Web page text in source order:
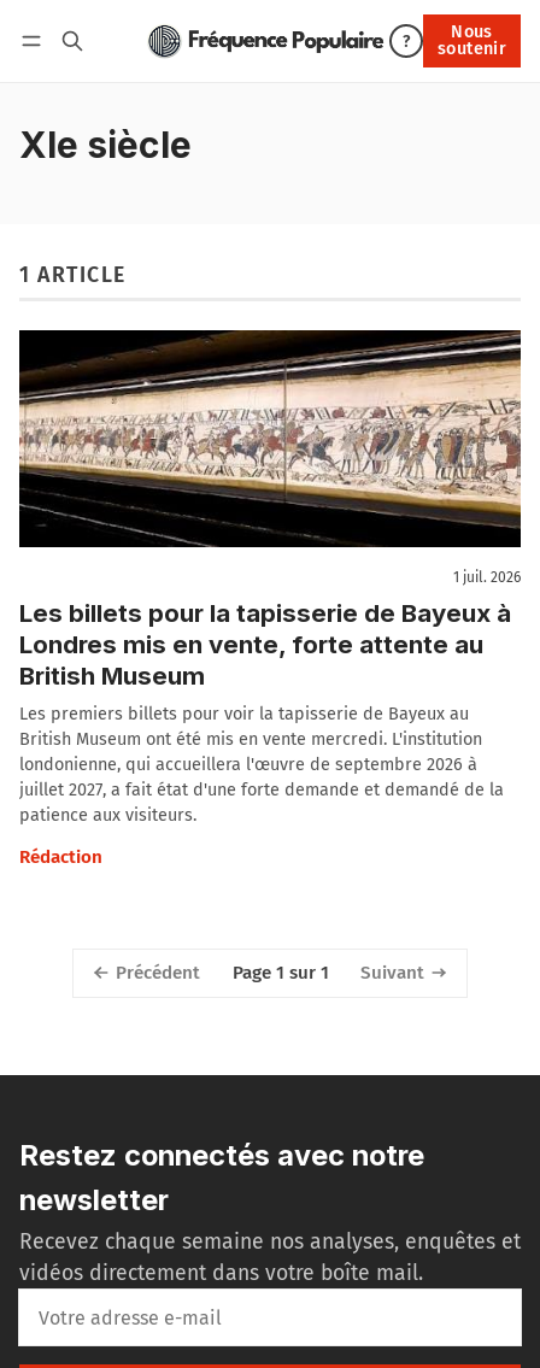
?
Nous
soutenir
Nous soutenir
XIe siècle
1 ARTICLE
1 juil. 2026
Les billets pour la tapisserie de Bayeux à
Londres mis en vente, forte attente au
British Museum
Les premiers billets pour voir la tapisserie de Bayeux au
British Museum ont été mis en vente mercredi. L'institution
londonienne, qui accueillera l'œuvre de septembre 2026 à
juillet 2027, a fait état d'une forte demande et demandé de la
patience aux visiteurs.
Rédaction
Précédent Page 1 sur 1 Suivant
Restez connectés avec notre
newsletter
Recevez chaque semaine nos analyses, enquêtes et
vidéos directement dans votre boîte mail.